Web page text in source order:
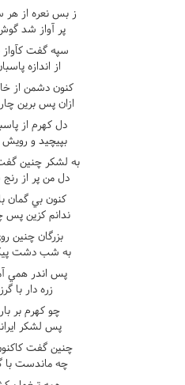
ز بس نعره از
پر آواز شد
سپه گفت
از اندازه
کنون دشمن از
ازان پس برين
دل کهرم از
بپيچيد و
به لشکر چنين
دل من پر از
کنون بي گمان
ندانم کزين پس
بزرگان چنين
به شب دشت
پس اندر همي
زره دار با
چو کهرم بر
پس لشکر
چنين گفت
چه ماندست با